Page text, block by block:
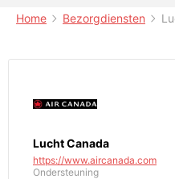
Home Bezorgdiensten
Lucht Canada
https://www.aircanada.com
Ondersteuning